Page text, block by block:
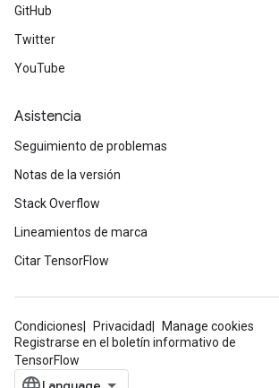
GitHub
Twitter
YouTube
Asistencia
Seguimiento de problemas
Notas de la versión
Stack Overflow
Lineamientos de marca
Citar TensorFlow
Condiciones Privacidad
Manage cookies
Registrarse en el boletín informativo de
TensorFlow